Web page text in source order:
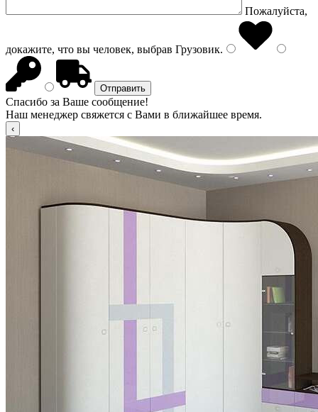
Пожалуйста,
докажите, что вы человек, выбрав Грузовик.
Спасибо за Ваше сообщение!
Наш менеджер свяжется с Вами в ближайшее время.